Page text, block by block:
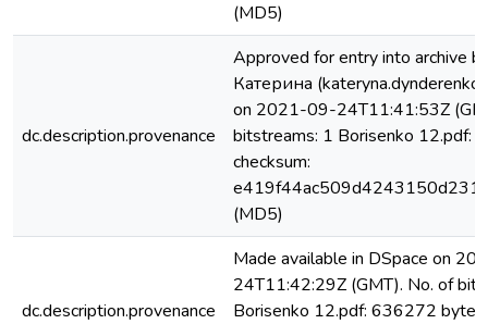
(MD5)
dc.description.provenance
Approved for entry into archive
Катерина
on 2021-09-24T11:41:53Z
bitstreams: 1 Borisenko 12.pdf:
checksum:
(MD5)
dc.description.provenance
Made available in DSpace on
24T11:42:29Z (GMT). No. of
Borisenko 12.pdf: 636272